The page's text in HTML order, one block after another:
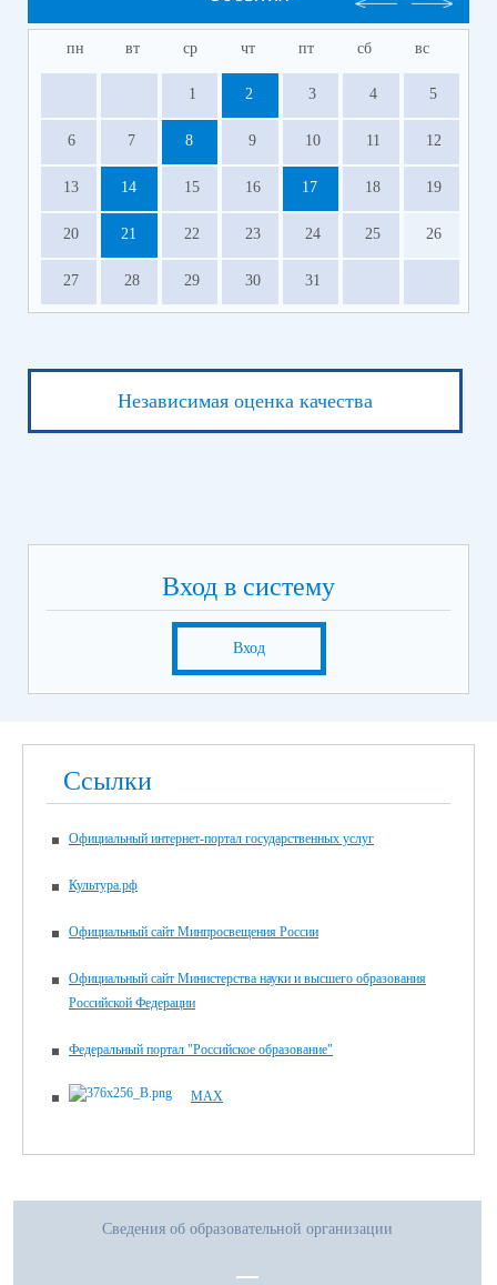
пн вт ср чт пт сб вс
1 2 3 4 5
6 7 8 9 10 11 12
13 14 15 16 17 18 19
20 21 22 23 24 25 26
27 28 29 30 31
Независимая оценка качества
Вход в систему
Вход
Ссылки
Официальный интернет-портал государственных услуг
Культура.рф
Официальный сайт Минпросвещения России
Официальный сайт Министерства науки и высшего образования
Российской Федерации
Федеральный портал "Российское образование"
MAX
Сведения об образовательной организации